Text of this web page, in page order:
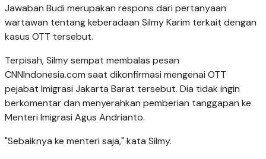
Jawaban Budi merupakan respons dari pertanyaan
wartawan tentang keberadaan Silmy Karim terkait dengan
kasus OTT tersebut.
Terpisah, Silmy sempat membalas pesan
CNNIndonesia.com saat dikonfirmasi mengenai OTT
pejabat Imigrasi Jakarta Barat tersebut. Dia tidak ingin
berkomentar dan menyerahkan pemberian tanggapan ke
Menteri Imigrasi Agus Andrianto.
"Sebaiknya ke menteri saja," kata Silmy.